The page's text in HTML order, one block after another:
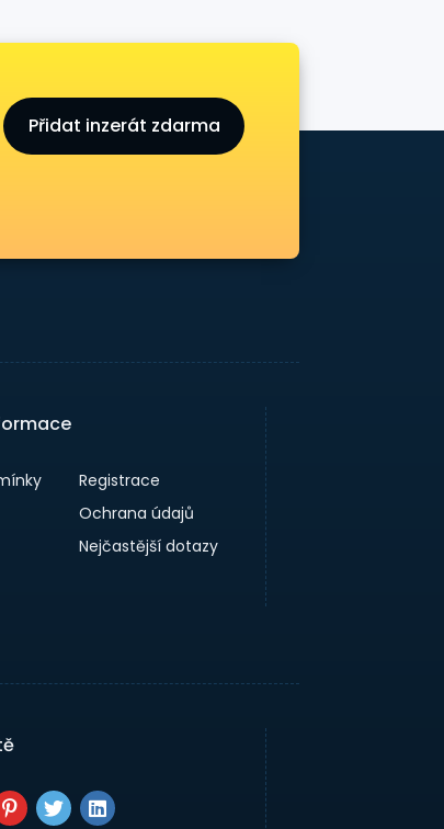
Přidat inzerát zdarma
Registrace
Ochrana údajů
Nejčastější dotazy